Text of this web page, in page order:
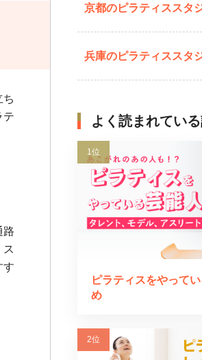
ち
テ
路
ス
す
京都のピラティススタ
兵庫のピラティススタ
よく読まれてい
ピラティスをやって
め